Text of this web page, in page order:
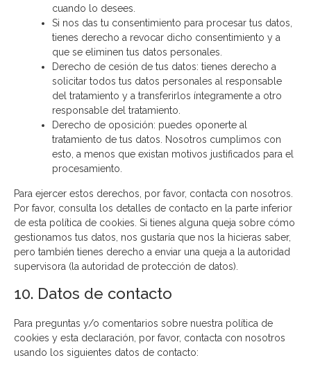
cuando lo desees.
Si nos das tu consentimiento para procesar tus datos,
tienes derecho a revocar dicho consentimiento y a
que se eliminen tus datos personales.
Derecho de cesión de tus datos: tienes derecho a
solicitar todos tus datos personales al responsable
del tratamiento y a transferirlos íntegramente a otro
responsable del tratamiento.
Derecho de oposición: puedes oponerte al
tratamiento de tus datos. Nosotros cumplimos con
esto, a menos que existan motivos justificados para el
procesamiento.
Para ejercer estos derechos, por favor, contacta con nosotros.
Por favor, consulta los detalles de contacto en la parte inferior
de esta política de cookies. Si tienes alguna queja sobre cómo
gestionamos tus datos, nos gustaría que nos la hicieras saber,
pero también tienes derecho a enviar una queja a la autoridad
supervisora (la autoridad de protección de datos).
10. Datos de contacto
Para preguntas y/o comentarios sobre nuestra política de
cookies y esta declaración, por favor, contacta con nosotros
usando los siguientes datos de contacto: